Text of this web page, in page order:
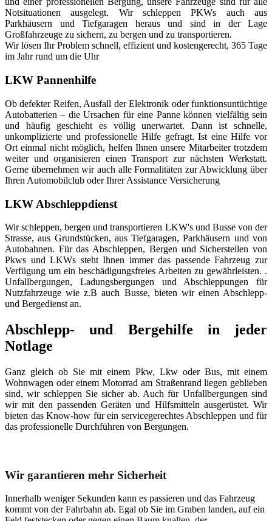
Notsituationen ausgelegt. Wir schleppen PKWs auch aus
Parkhäusern und Tiefgaragen heraus und sind in der Lage
Großfahrzeuge zu sichern, zu bergen und zu transportieren.
Wir lösen Ihr Problem schnell, effizient und kostengerecht, 365 Tage
im Jahr rund um die Uhr
LKW Pannenhilfe
Ob defekter Reifen, Ausfall der Elektronik oder funktionsuntüchtige
Autobatterien – die Ursachen für eine Panne können vielfältig sein
und häufig geschieht es völlig unerwartet. Dann ist schnelle,
unkomplizierte und professionelle Hilfe gefragt. Ist eine Hilfe vor
Ort einmal nicht möglich, helfen Ihnen unsere Mitarbeiter trotzdem
weiter und organisieren einen Transport zur nächsten Werkstatt.
Gerne übernehmen wir auch alle Formalitäten zur Abwicklung über
Ihren Automobilclub oder Ihrer Assistance Versicherung
LKW Abschleppdienst
Wir schleppen, bergen und transportieren LKW's und Busse von der
Strasse, aus Grundstücken, aus Tiefgaragen, Parkhäusern und von
Autobahnen. Für das Abschleppen, Bergen und Sicherstellen von
Pkws und LKWs steht Ihnen immer das passende Fahrzeug zur
Verfügung um ein beschädigungsfreies Arbeiten zu gewährleisten. .
Unfallbergungen, Ladungsbergungen und Abschleppungen für
Nutzfahrzeuge wie z.B auch Busse, bieten wir einen Abschlepp-
und Bergedienst an.
Abschlepp- und Bergehilfe in jeder
Notlage
Ganz gleich ob Sie mit einem Pkw, Lkw oder Bus, mit einem
Wohnwagen oder einem Motorrad am Straßenrand liegen geblieben
sind, wir schleppen Sie sicher ab. Auch für Unfallbergungen sind
wir mit den passenden Geräten und Hilfsmitteln ausgerüstet. Wir
bieten das Know-how für ein servicegerechtes Abschleppen und für
das professionelle Durchführen von Bergungen.
Wir garantieren mehr Sicherheit
Innerhalb weniger Sekunden kann es passieren und das Fahrzeug
kommt von der Fahrbahn ab. Egal ob Sie im Graben landen, auf ein